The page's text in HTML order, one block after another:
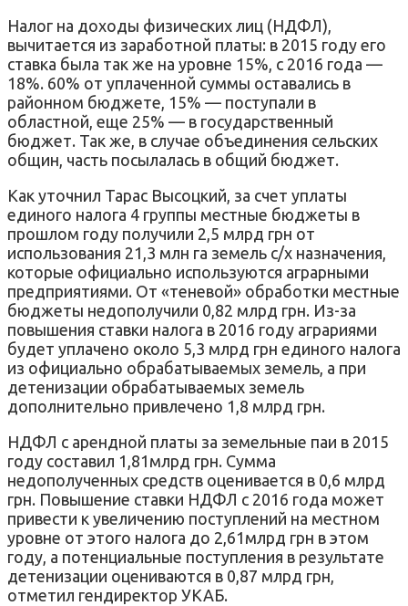
Налог на доходы физических лиц (НДФЛ),
вычитается из заработной платы: в 2015 году его
ставка была так же на уровне 15%, с 2016 года —
18%. 60% от уплаченной суммы оставались в
районном бюджете, 15% — поступали в
областной, еще 25% — в государственный
бюджет. Так же, в случае объединения сельских
общин, часть посылалась в общий бюджет.
Как уточнил Тарас Высоцкий, за счет уплаты
единого налога 4 группы местные бюджеты в
прошлом году получили 2,5 млрд грн от
использования 21,3 млн га земель с/х назначения,
которые официально используются аграрными
предприятиями. От «теневой» обработки местные
бюджеты недополучили 0,82 млрд грн. Из-за
повышения ставки налога в 2016 году аграриями
будет уплачено около 5,3 млрд грн единого налога
из официально обрабатываемых земель, а при
детенизации обрабатываемых земель
дополнительно привлечено 1,8 млрд грн.
НДФЛ с арендной платы за земельные паи в 2015
году составил 1,81млрд грн. Сумма
недополученных средств оценивается в 0,6 млрд
грн. Повышение ставки НДФЛ с 2016 года может
привести к увеличению поступлений на местном
уровне от этого налога до 2,61млрд грн в этом
году, а потенциальные поступления в результате
детенизации оцениваются в 0,87 млрд грн,
отметил гендиректор УКАБ.